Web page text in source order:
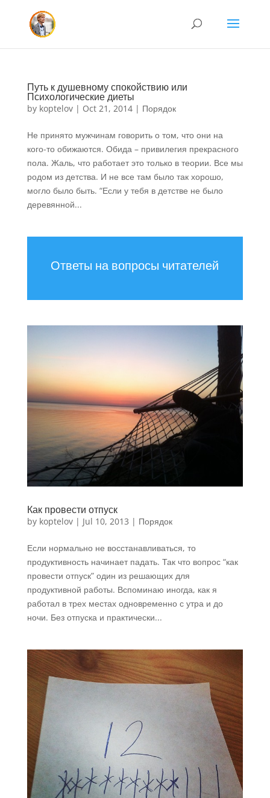
Путь к душевному спокойствию или
Психологические диеты
by koptelov| Oct 21, 2014| Порядок
Не принято мужчинам говорить о том, что они на
кого-то обижаются. Обида – привилегия прекрасного
пола. Жаль, что работает это только в теории. Все мы
родом из детства. И не все там было так хорошо,
могло было быть. “Если у тебя в детстве не было
деревянной...
Ответы на вопросы читателей
Как провести отпуск
by koptelov| Jul 10, 2013 | Порядок
Если нормально не восстанавливаться, то
продуктивность начинает падать. Так что вопрос “как
провести отпуск” один из решающих для
продуктивной работы. Вспоминаю иногда, как я
работал в трех местах одновременно с утра и до
ночи. Без отпуска и практически...